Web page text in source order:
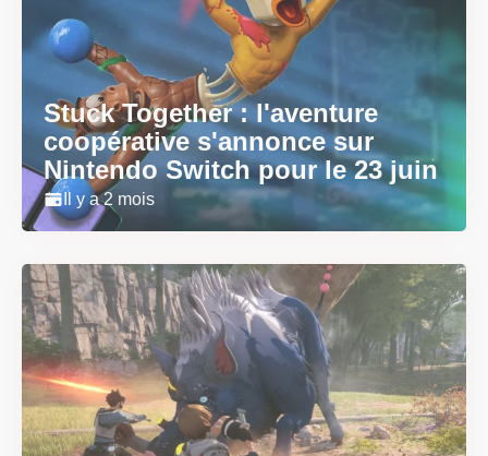
Stuck Together : l'aventure
coopérative s'annonce sur
Nintendo Switch pour le 23 juin
Il y a 2 mois